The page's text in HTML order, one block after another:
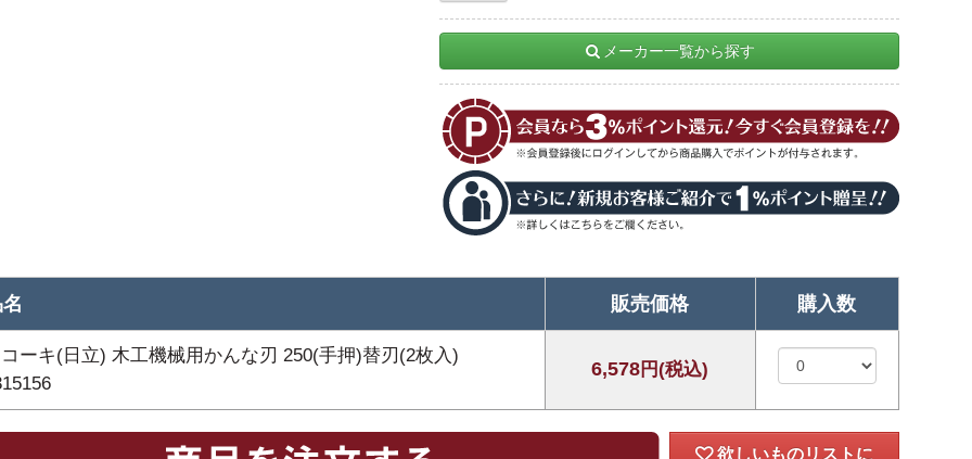
メーカー一覧から探す
販売価格 購入数
ーキ(日立) 木工機械用かんな刃 250(手押)替刃(2枚入)
6,578円(税込)